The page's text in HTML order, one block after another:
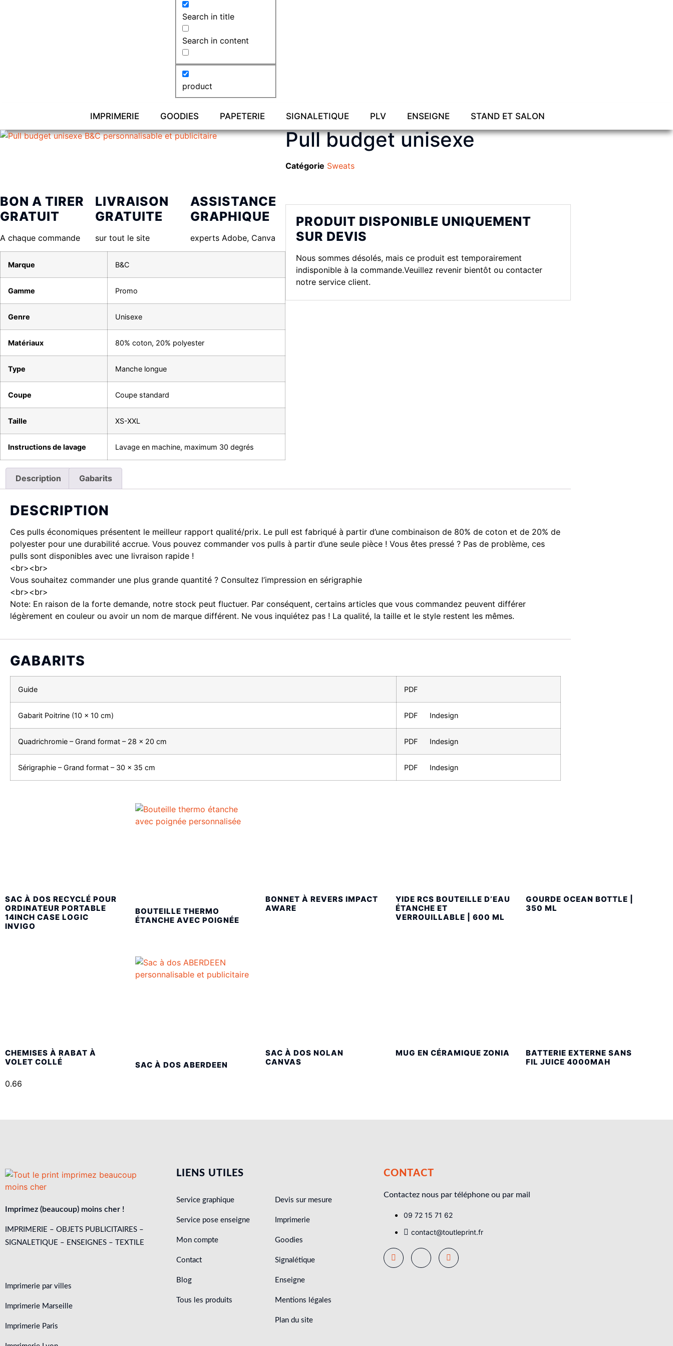
Search in title
Search in content
product
IMPRIMERIE GOODIES PAPETERIE SIGNALETIQUE PLV ENSEIGNE STAND ET SALON
BON A TIRER
GRATUIT
A chaque commande
LIVRAISON
GRATUITE
sur tout le site
ASSISTANCE
GRAPHIQUE
experts Adobe, Canva
Marque B&C
Gamme Promo
Genre Unisexe
Matériaux 80% coton, 20% polyester
Type Manche longue
Coupe Coupe standard
Taille XS-XXL
Instructions de lavage Lavage en machine, maximum 30 degrés
Pull budget unisexe
Catégorie Sweats
PRODUIT DISPONIBLE UNIQUEMENT
SUR DEVIS
Nous sommes désolés, mais ce produit est temporairement
indisponible à la commande.Veuillez revenir bientôt ou contacter
notre service client.
Description Gabarits
DESCRIPTION
Ces pulls économiques présentent le meilleur rapport qualité/prix. Le pull est fabriqué à partir d’une combinaison de 80% de coton et de 20% de
polyester pour une durabilité accrue. Vous pouvez commander vos pulls à partir d’une seule pièce ! Vous êtes pressé ? Pas de problème, ces
pulls sont disponibles avec une livraison rapide !
<br><br>
Vous souhaitez commander une plus grande quantité ? Consultez l’impression en sérigraphie
<br><br>
Note: En raison de la forte demande, notre stock peut fluctuer. Par conséquent, certains articles que vous commandez peuvent différer
légèrement en couleur ou avoir un nom de marque différent. Ne vous inquiétez pas ! La qualité, la taille et le style restent les mêmes.
GABARITS
Guide PDF
Gabarit Poitrine (10 x 10 cm) PDF Indesign
Quadrichromie – Grand format – 28 x 20 cm PDF Indesign
Sérigraphie – Grand format – 30 x 35 cm PDF Indesign
SAC À DOS RECYCLÉ POUR
ORDINATEUR PORTABLE
14INCH CASE LOGIC
INVIGO
BOUTEILLE THERMO
ÉTANCHE AVEC POIGNÉE
BONNET À REVERS IMPACT
AWARE
YIDE RCS BOUTEILLE D’EAU
ÉTANCHE ET
VERROUILLABLE | 600 ML
GOURDE OCEAN BOTTLE |
350 ML
CHEMISES À RABAT À
VOLET COLLÉ
SAC À DOS ABERDEEN
SAC À DOS NOLAN
CANVAS
MUG EN CÉRAMIQUE ZONIA
BATTERIE EXTERNE SANS
FIL JUICE 4000MAH
Imprimez (beaucoup) moins cher !
IMPRIMERIE – OBJETS PUBLICITAIRES –
SIGNALETIQUE – ENSEIGNES – TEXTILE
Imprimerie par villes
Imprimerie Marseille
Imprimerie Paris
LIENS UTILES
Service graphique
Service pose enseigne
Mon compte
Contact
Blog
Tous les produits
Devis sur mesure
Imprimerie
Goodies
Signalétique
Enseigne
Mentions légales
Plan du site
CONTACT
Contactez nous par téléphone ou par mail
09 72 15 71 62
contact@toutleprint.fr